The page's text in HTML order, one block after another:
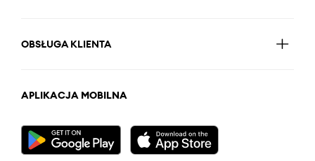
OBSŁUGA KLIENTA
APLIKACJA MOBILNA